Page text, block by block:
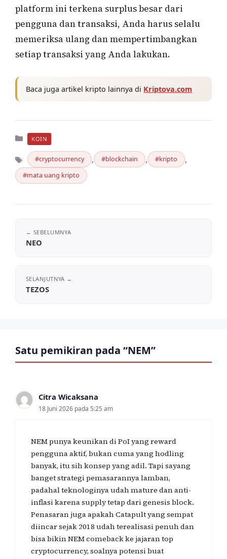
platform ini terkena surplus besar dari
pengguna dan transaksi, Anda harus selalu
memeriksa ulang dan mempertimbangkan
setiap transaksi yang Anda lakukan.
Baca juga artikel kripto lainnya di Kriptova.com
Kategori
KOIN
Tag
cryptocurrency , blockchain , kripto ,
mata uang kripto
NEO
TEZOS
Satu pemikiran pada “NEM”
Citra Wicaksana
18 Juni 2026 pada 5:25 am
NEM punya keunikan di PoI yang reward
pengguna aktif, bukan cuma yang hodling
banyak, itu sih konsep yang adil. Tapi sayang
banget strategi pemasarannya lamban,
padahal teknologinya udah mature dan anti-
inflasi karena supply tetap dari genesis block.
Penasaran juga apakah Catapult yang sempat
diincar sejak 2018 udah terealisasi penuh dan
bisa bikin NEM comeback ke jajaran top
cryptocurrency, soalnya potensi buat